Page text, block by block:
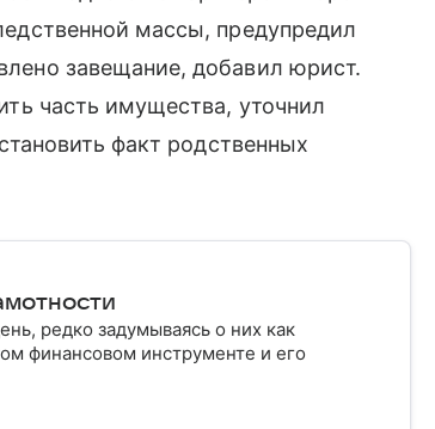
массы, предупредил
завещание, добавил юрист.
часть имущества, уточнил
факт родственных
редко задумываясь о них как
финансовом инструменте и его